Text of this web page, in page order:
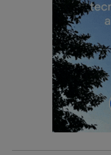
(p. ej., número de
Este identificador
lo que cualquier
consienta el uso
identificador.
Si utilizas una
el marketing o
actividades de
que hayan